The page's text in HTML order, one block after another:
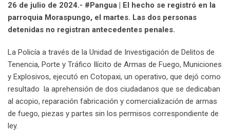
26 de julio de 2024.- #Pangua | El hecho se registró en la
parroquia Moraspungo, el martes. Las dos personas
detenidas no registran antecedentes penales.
La Policía a través de la Unidad de Investigación de Delitos de
Tenencia, Porte y Tráfico Ilícito de Armas de Fuego, Municiones
y Explosivos, ejecutó en Cotopaxi, un operativo, que dejó como
resultado la aprehensión de dos ciudadanos que se dedicaban
al acopio, reparación fabricación y comercialización de armas
de fuego, piezas y partes sin los permisos correspondiente de
ley.